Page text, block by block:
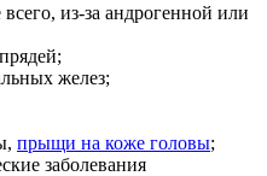
из-за андрогенной или
желез;
прыщи на коже головы;
заболевания